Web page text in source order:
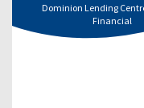
Dominion Lending
Financial